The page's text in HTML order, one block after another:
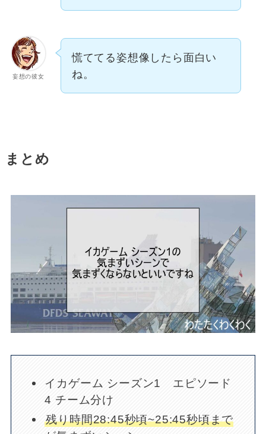
妄想の彼女
慌ててる姿想像したら面白い
ね。
まとめ
イカゲーム シーズン1 エピソード
4 チーム分け
残り時間28:45秒頃~25:45秒頃まで